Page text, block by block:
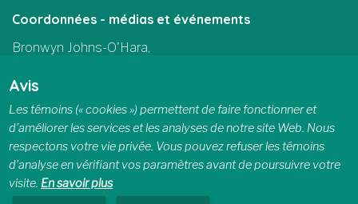
Avis
Les témoins (« cookies ») permettent de faire fonctionner et
d’améliorer les services et les analyses de notre site Web. Nous
respectons votre vie privée. Vous pouvez refuser les témoins
d’analyse en vérifiant vos paramètres avant de poursuivre votre
visite. En savoir plus
Coordonnées - médias et événements
Bronwyn Johns-O'Hara,
et des affaires parlementaires
613-415-5185
communications@psic-ispc.gc.ca